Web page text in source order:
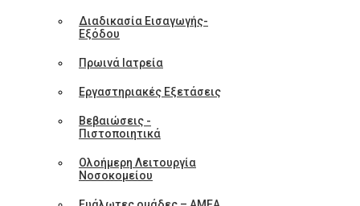
Διαδικασία Εισαγωγής-
Εξόδου
Πρωινά Ιατρεία
Εργαστηριακές Εξετάσεις
Βεβαιώσεις -
Πιστοποιητικά
Ολοήμερη Λειτουργία
Νοσοκομείου